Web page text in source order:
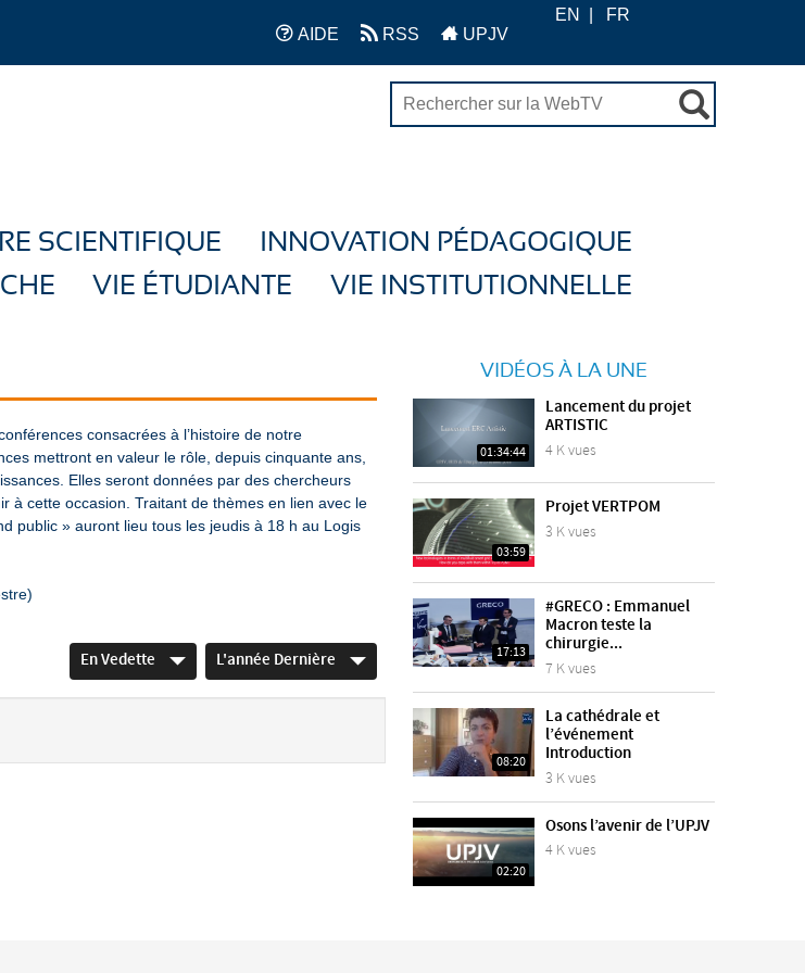
AIDE RSS UPJV
EN FR
SCIENTIFIQUE
INNOVATION PÉDAGOGIQUE
VIE ÉTUDIANTE VIE INSTITUTIONNELLE
consacrées à l’histoire de notre
mettront en valeur le rôle, depuis cinquante ans,
Elles seront données par des chercheurs
à cette occasion. Traitant de thèmes en lien avec le
public » auront lieu tous les jeudis à 18 h au Logis
En Vedette L'année Dernière
VIDÉOS À LA UNE
01:34:44
Lancement du projet
ARTISTIC
4 K vues
03:59
Projet VERTPOM
3 K vues
17:13
#GRECO : Emmanuel
Macron teste la
chirurgie...
7 K vues
08:20
La cathédrale et
l’événement
Introduction
3 K vues
02:20
Osons l’avenir de l’UPJV
4 K vues